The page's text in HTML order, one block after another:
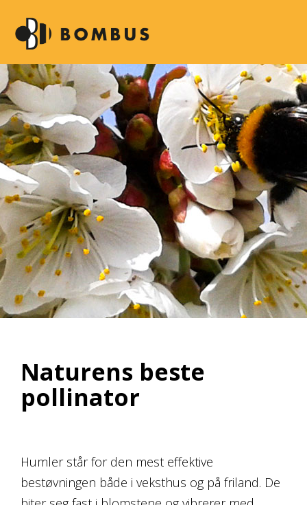
Naturens beste
pollinator
Humler står for den mest effektive
bestøvningen både i veksthus og på friland. De